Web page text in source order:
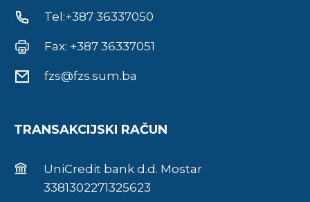
Tel:+387 36337050
Fax: +387 36337051
fzs@fzs.sum.ba
TRANSAKCIJSKI RAČUN
UniCredit bank d.d. Mostar
3381302271325623